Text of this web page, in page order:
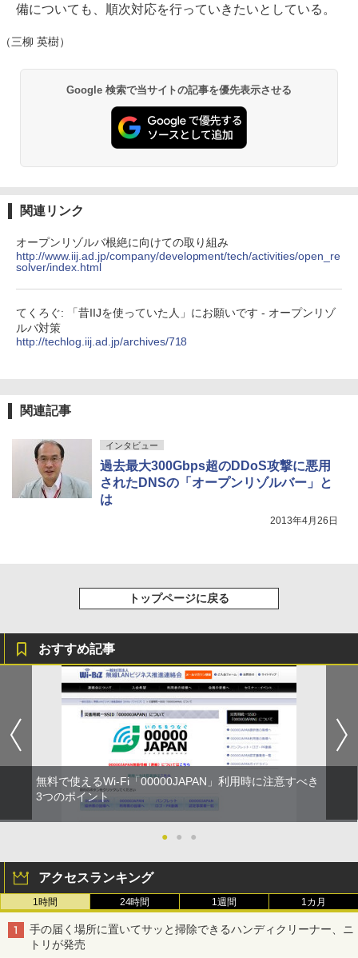
備についても、順次対応を行っていきたいとしている。
（三柳 英樹）
Google 検索で当サイトの記事を優先表示させる
関連リンク
オープンリゾルバ根絶に向けての取り組み
http://www.iij.ad.jp/company/development/tech/activities/open_re
solver/index.html
てくろぐ: 「昔IIJを使っていた人」にお願いです - オープンリゾ
ルバ対策
http://techlog.iij.ad.jp/archives/718
関連記事
インタビュー
過去最大300Gbps超のDDoS攻撃に悪用
されたDNSの「オープンリゾルバー」と
は
2013年4月26日
トップページに戻る
おすすめ記事
無料で使えるWi-Fi「00000JAPAN」利用時に注意すべき
3つのポイント
● ● ●
アクセスランキング
1時間 24時間 1週間 1カ月
手の届く場所に置いてサッと掃除できるハンディクリーナー、ニ
トリが発売